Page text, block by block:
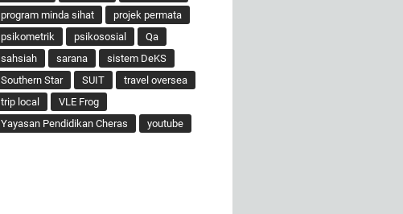
program minda sihat
projek permata
psikometrik
psikososial
Qa
sahsiah
sarana
sistem DeKS
Southern Star
SUIT
travel oversea
trip local
VLE Frog
Yayasan Pendidikan Cheras
youtube